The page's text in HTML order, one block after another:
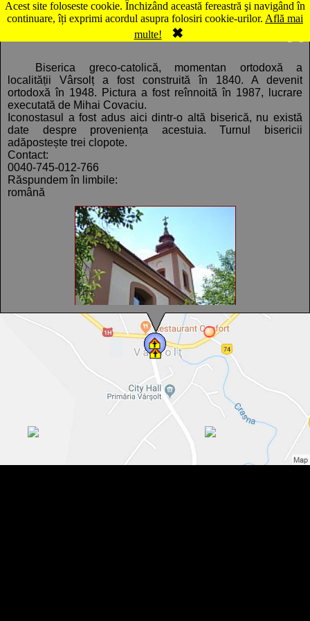
Acest site foloseste cookie. Închizând această fereastră şi navigând în
continuare, îți exprimi acordul asupra folosiri cookie-urilor. Află mai
multe!
✖
Hartă Vârşolţ: Biserica greco-catolică, azi ortodoxă
Biserica greco-catolică, momentan ortodoxă a
localității Vârsolț a fost construită în 1840. A devenit
ortodoxă în 1948. Pictura a fost reînnoită în 1987, lucrare
executată de Mihai Covaciu.
Iconostasul a fost adus aici dintr-o altă biserică, nu există
date despre proveniența acestuia. Turnul bisericii
adăpostește trei clopote.
Contact:
0040-745-012-766
Răspundem în limbile:
română
Vârșolț, Biserica ortodoxă, Foto: WR
Comentarii